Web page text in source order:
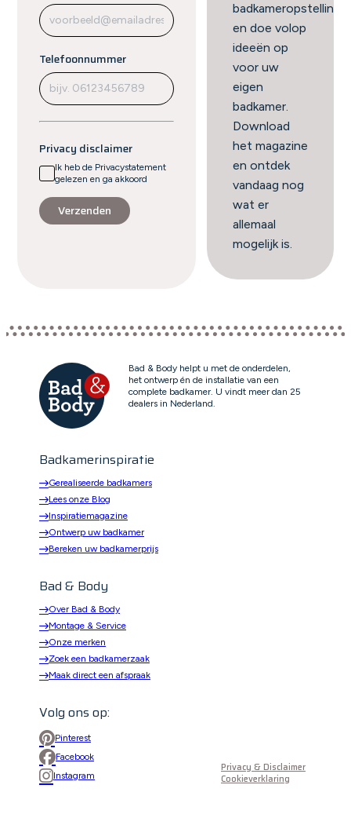
Telefoonnummer
Privacy disclaimer
Ik heb de Privacystatement
gelezen en ga akkoord
Verzenden
en doe volop
ideeën op
voor uw
eigen
badkamer.
Download
het magazine
en ontdek
vandaag nog
wat er
allemaal
mogelijk is.
Bad & Body helpt u met de onderdelen,
het ontwerp én de installatie van een
complete badkamer. U vindt meer dan 25
dealers in Nederland.
Badkamerinspiratie
Gerealiseerde badkamers
Lees onze Blog
Inspiratiemagazine
Ontwerp uw badkamer
Bereken uw badkamerprijs
Bad & Body
Over Bad & Body
Montage & Service
Onze merken
Zoek een badkamerzaak
Maak direct een afspraak
Volg ons op:
Pinterest
Facebook
Instagram
Privacy & Disclaimer
Cookieverklaring